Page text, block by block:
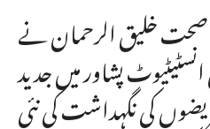
صحت خلیق الرحمان نے
پشاور میں جدید
کی نگہداشت کی نئی